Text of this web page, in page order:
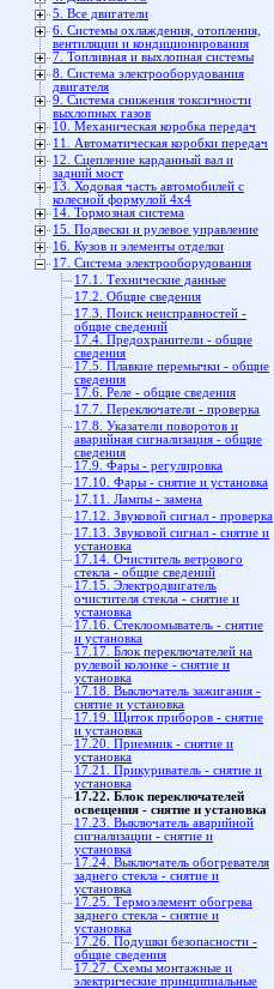
5. Все двигатели
6. Системы охлаждения, отопления,
вентиляции и кондиционирования
7. Топливная и выхлопная системы
8. Система электрооборудования
двигателя
9. Система снижения токсичности
выхлопных газов
10. Механическая коробка передач
11. Автоматическая коробки передач
12. Сцепление карданный вал и
задний мост
13. Ходовая часть автомобилей с
колесной формулой 4x4
14. Тормозная система
15. Подвески и рулевое управление
16. Кузов и элементы отделки
17. Система электрооборудования
17.1. Технические данные
17.2. Общие сведения
17.3. Поиск неисправностей -
общие сведений
17.4. Предохранители - общие
сведения
17.5. Плавкие перемычки - общие
сведения
17.6. Реле - общие сведения
17.7. Переключатели - проверка
17.8. Указатели поворотов и
аварийная сигнализация - общие
сведения
17.9. Фары - регулировка
17.10. Фары - снятие и установка
17.11. Лампы - замена
17.12. Звуковой сигнал - проверка
17.13. Звуковой сигнал - снятие и
установка
17.14. Очиститель ветрового
стекла - общие сведений
17.15. Электродвигатель
очистителя стекла - снятие и
установка
17.16. Стеклоомыватель - снятие
и установка
17.17. Блок переключателей на
рулевой колонке - снятие и
установка
17.18. Выключатель зажигания -
снятие и установка
17.19. Щиток приборов - снятие
и установка
17.20. Приемник - снятие и
установка
17.21. Прикуриватель - снятие и
установка
17.22. Блок переключателей
освещения - снятие и установка
17.23. Выключатель аварийной
сигнализации - снятие и
установка
17.24. Выключатель обогревателя
заднего стекла - снятие и
установка
17.25. Термоэлемент обогрева
заднего стекла - снятие и
установка
17.26. Подушки безопасности -
общие сведения
17.27. Схемы монтажные и
электрические принципиальные